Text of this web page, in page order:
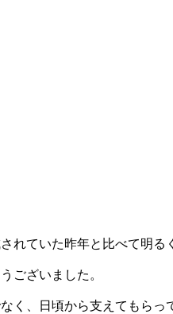
れていた昨年と比べて明る
ございました。
く、日頃から支えてもら